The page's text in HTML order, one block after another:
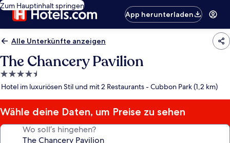
Zum Hauptinhalt springen
App herunterladen
Alle Unterkünfte anzeigen
The Chancery Pavilion
4.5-
Sterne-
Hotel im luxuriösen Stil und mit 2 Restaurants - Cubbon Park (1,2 km)
Wähle deine Daten, um Preise zu sehen
Wo soll’s hingehen?